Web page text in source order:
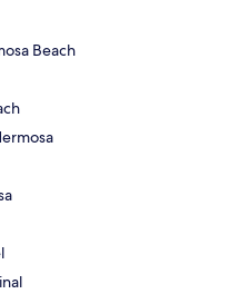
Beach